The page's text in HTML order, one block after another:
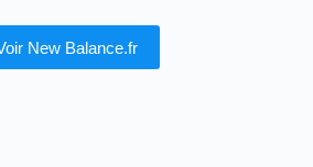
New Balance.fr